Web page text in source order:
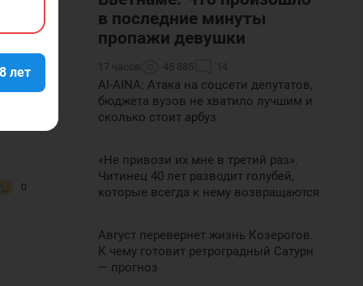
0
в последние минуты
пропажи девушки
17 часов 45 885 14
AI-AINA: Атака на соцсети депутатов,
бюджета вузов не хватило лучшим и
сколько стоит арбуз
«Не привози их мне в третий раз».
Читинец 40 лет разводит голубей,
которые всегда к нему возвращаются
Август перевернет жизнь Козерогов.
К чему готовит ретроградный Сатурн
— прогноз
лет